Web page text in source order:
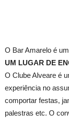
O Bar Amarelo é
UM LUGAR DE
O Clube Alveare é
experiência no
comportar festas,
palestras etc. O